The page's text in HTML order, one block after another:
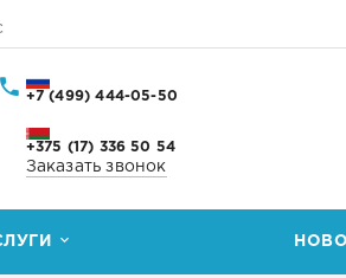
+7 (499) 444-05-50
+375 (17) 336 50 54
Заказать звонок